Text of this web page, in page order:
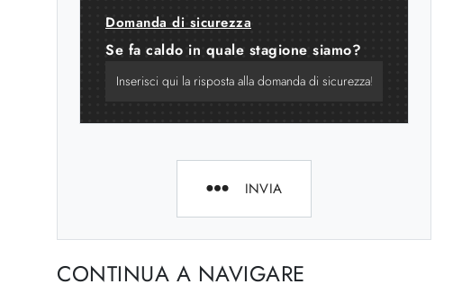
Domanda di sicurezza
Se fa caldo in quale stagione siamo?
INVIA
CONTINUA A NAVIGARE